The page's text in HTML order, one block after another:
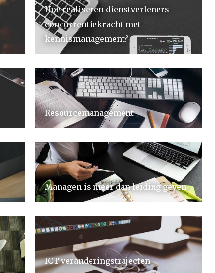
Hoe realiseren dienstverleners
concurrentiekracht met
kennismanagement?
Resourcemanagement
Managen is meer dan leiding geven
ICT veranderingstrajecten